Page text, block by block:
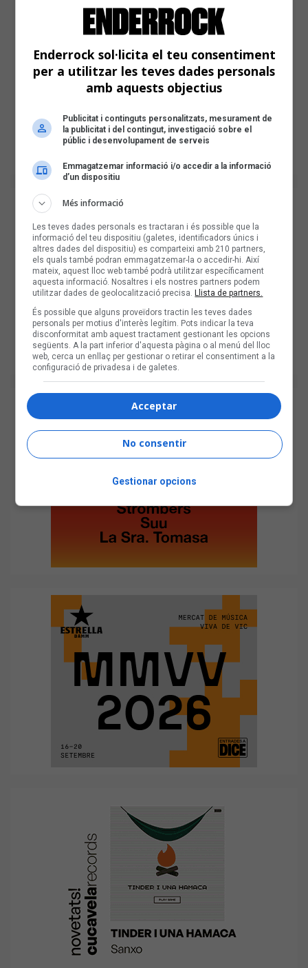
Enderrock sol·licita el teu consentiment
per a utilitzar les teves dades personals
amb aquests objectius
Publicitat i continguts personalitzats, mesurament de
la publicitat i del contingut, investigació sobre el
públic i desenvolupament de serveis
Emmagatzemar informació i/o accedir a la informació
d’un dispositiu
Més informació
Les teves dades personals es tractaran i és possible que la
informació del teu dispositiu (galetes, identificadors únics i
altres dades del dispositiu) es comparteixi amb 210 partners,
els quals també podran emmagatzemar-la o accedir-hi. Així
mateix, aquest lloc web també podrà utilitzar específicament
aquesta informació. Nosaltres i els nostres partners podem
utilitzar dades de geolocalització precisa. Llista de partners.
És possible que alguns proveïdors tractin les teves dades
personals per motius d'interès legítim. Pots indicar la teva
disconformitat amb aquest tractament gestionant les opcions
següents. A la part inferior d'aquesta pàgina o al menú del lloc
web, cerca un enllaç per gestionar o retirar el consentiment a la
configuració de privadesa i de galetes.
Acceptar
No consentir
Gestionar opcions